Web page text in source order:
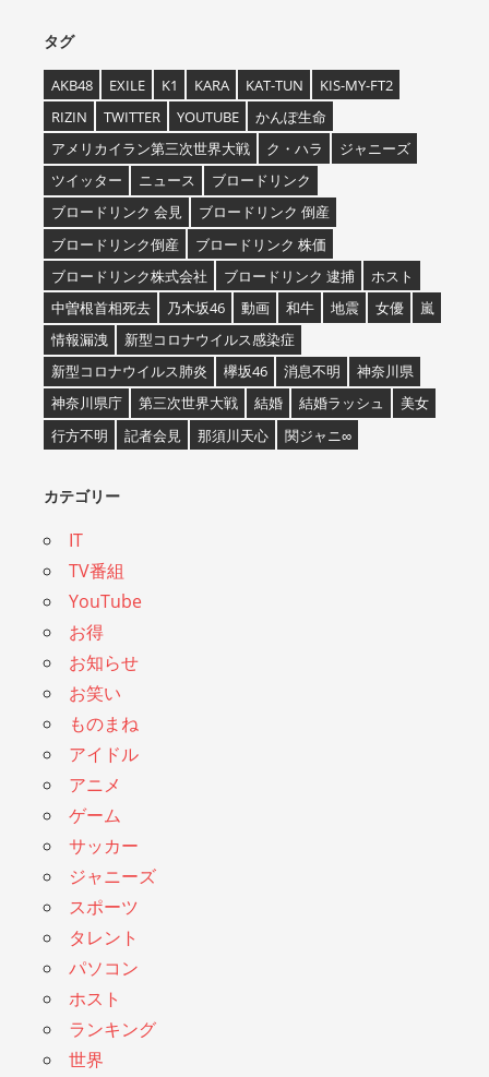
タグ
AKB48 EXILE K1 KARA KAT-TUN
KIS-MY-FT2
RIZIN
TWITTER YOUTUBE
かんぽ生命
アメリカイラン第三次世界大戦
ク・ハラ
ジャニーズ
ツイッター
ニュース
ブロードリンク
ブロードリンク 会見
ブロードリンク 倒産
ブロードリンク倒産
ブロードリンク 株価
ブロードリンク株式会社
ブロードリンク 逮捕
ホスト
中曽根首相死去
乃木坂46 動画 和牛 地震 女優
嵐
情報漏洩
新型コロナウイルス感染症
新型コロナウイルス肺炎
欅坂46 消息不明
神奈川県
神奈川県庁
第三次世界大戦 結婚 結婚ラッシュ
美女
行方不明
記者会見 那須川天心 関ジャニ∞
カテゴリー
IT
TV番組
YouTube
お得
お知らせ
お笑い
ものまね
アイドル
アニメ
ゲーム
サッカー
ジャニーズ
スポーツ
タレント
パソコン
ホスト
ランキング
世界